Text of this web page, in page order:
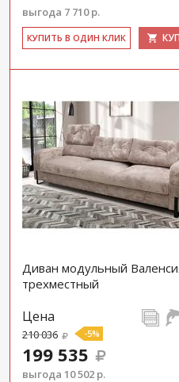
выгода 7 710 р.
КУ­ПИТЬ В ОДИН КЛИК
Диван модульный
трехместный
Цена
210 036 -5%
199 535
выгода 10 502 р.